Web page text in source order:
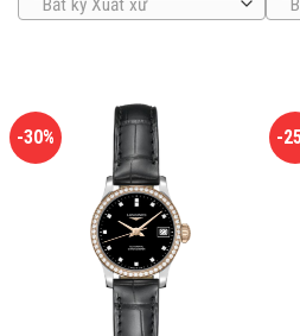
Bất kỳ Xuất xứ
-30% -